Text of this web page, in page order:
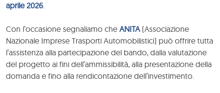
aprile 2026.
Con l’occasione segnaliamo che ANITA (Associazione
Nazionale Imprese Trasporti Automobilistici) può offrire tutta
l’assistenza alla partecipazione del bando, dalla valutazione
del progetto ai fini dell’ammissibilità, alla presentazione della
domanda e fino alla rendicontazione dell’investimento.